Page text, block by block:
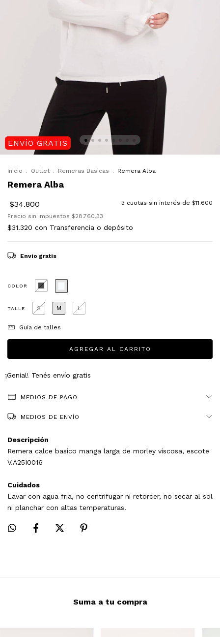
ENVÍO GRATIS
Inicio . Outlet . Remeras Basicas . Remera Alba
Remera Alba
$34.800 3 cuotas sin interés de $11.600
Precio sin impuestos $28.760,33
$31.320 con Transferencia o depósito
Envío gratis
COLOR
TALLE S M L
Guía de talles
¡Genial! Tenés envío gratis
MEDIOS DE PAGO
MEDIOS DE ENVÍO
Descripción
Remera calce basico manga larga de morley viscosa, escote
V.A25I0016
Cuidados
Lavar con agua fria, no centrifugar ni retorcer, no secar al sol
ni planchar con altas temperaturas.
Suma a tu compra